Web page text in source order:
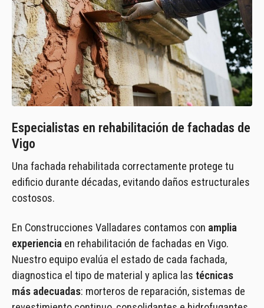
Especialistas en rehabilitación de fachadas de
Vigo
Una fachada rehabilitada correctamente protege tu
edificio durante décadas, evitando daños estructurales
costosos.
En Construcciones Valladares contamos con amplia
experienciaen rehabilitación de fachadas en Vigo.
Nuestro equipo evalúa el estado de cada fachada,
diagnostica el tipo de material y aplica las técnicas
más adecuadas: morteros de reparación, sistemas de